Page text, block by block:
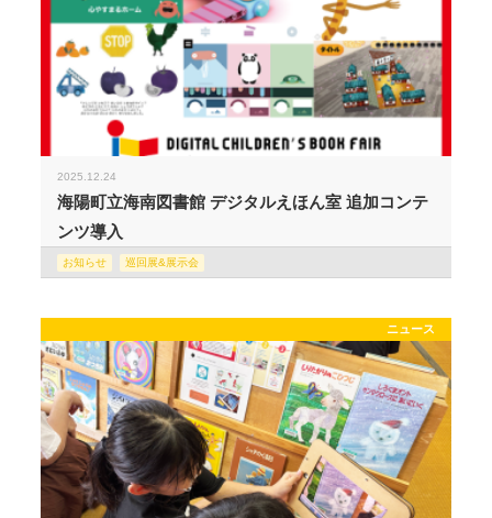
2025.12.24
海陽町立海南図書館 デジタルえほん室 追加コンテ
ンツ導入
お知らせ 巡回展&展示会
ニュース